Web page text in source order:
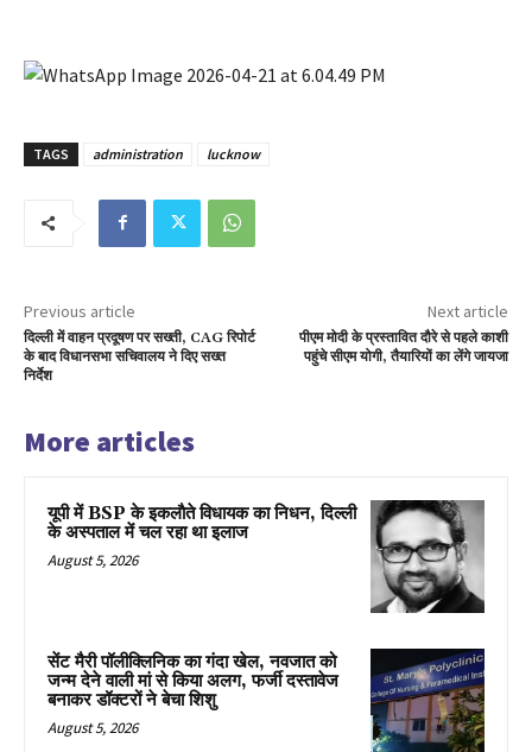
TAGS administration lucknow
Previous article
दिल्ली में वाहन प्रदूषण पर सख्ती, CAG रिपोर्ट
के बाद विधानसभा सचिवालय ने दिए सख्त
निर्देश
Next article
पीएम मोदी के प्रस्तावित दौरे से पहले काशी
पहुंचे सीएम योगी, तैयारियों का लेंगे जायजा
More articles
यूपी में BSP के इकलाैते विधायक का निधन, दिल्ली
के अस्पताल में चल रहा था इलाज
August 5, 2026
सेंट मैरी पॉलीक्लिनिक का गंदा खेल, नवजात को
जन्म देने वाली मां से किया अलग, फर्जी दस्तावेज
बनाकर डॉक्टरों ने बेचा शिशु
August 5, 2026